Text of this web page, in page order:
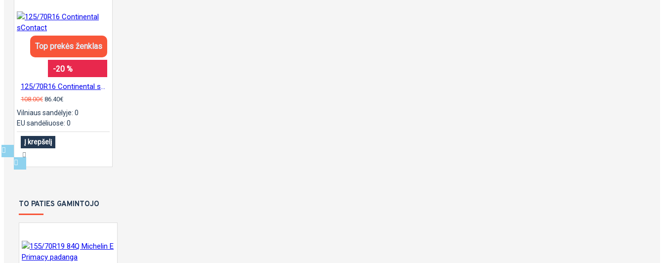
Top prekės ženklas
-20 %
125/70R16 Continental sContact
108.00€ 86.40€
Vilniaus sandėlyje: 0
EU sandėliuose: 0
Į krepšelį
TO PATIES GAMINTOJO